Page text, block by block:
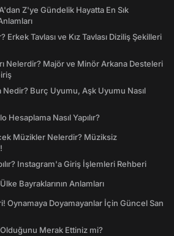
Z'ye Gündelik Hayatta En Sık
Erkek Tavlası ve Kız Tavlası Diziliş Şekilleri
Nelerdir? Majör ve Minör Arkana Desteleri
Burç Uyumu, Aşk Uyumu Nasıl
Hesaplama Nasıl Yapılır?
Müzikler Nelerdir? Müziksiz
Instagram'a Giriş İşlemleri Rehberi
Bayraklarının Anlamları
Oynamaya Doyamayanlar İçin Güncel San
Merak Ettiniz mi?